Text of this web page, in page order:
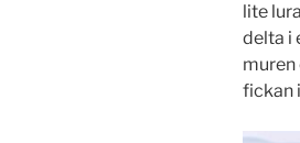
lite
delta i
muren
fickan